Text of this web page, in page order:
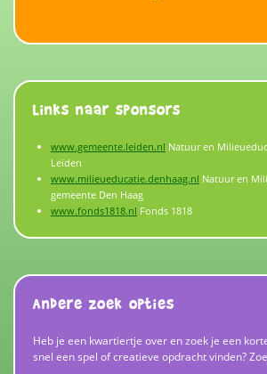
Links naar sponsors
www.gemeente.leiden.nl Natuur en
Leiden
www.milieueducatie.denhaag.nl Natuur en
gemeente Den Haag
www.fonds1818.nl Fonds 1818
Andere zoek opties
Heb je een kwartiertje over en zoek je een
snel een spel of creatieve opdracht vinden?